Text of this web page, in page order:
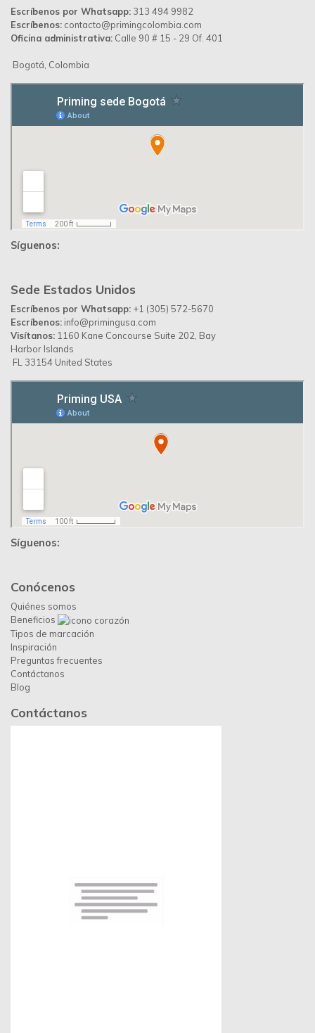
Escríbenos por Whatsapp: 313 494 9982
Escríbenos: contacto@primingcolombia.com
Oficina administrativa: Calle 90 # 15 - 29 Of. 401
Bogotá, Colombia
Síguenos:
Sede Estados Unidos
Escríbenos por Whatsapp: +1 (305) 572-5670
Escríbenos: info@primingusa.com
Visítanos: 1160 Kane Concourse Suite 202, Bay
Harbor Islands
FL 33154 United States
Síguenos:
Conócenos
Quiénes somos
Beneficios
Tipos de marcación
Inspiración
Preguntas frecuentes
Contáctanos
Blog
Contáctanos